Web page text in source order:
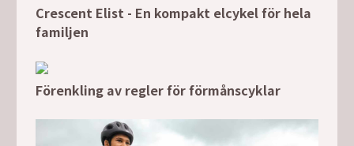
Crescent Elist - En kompakt elcykel för hela
familjen
Förenkling av regler för förmånscyklar